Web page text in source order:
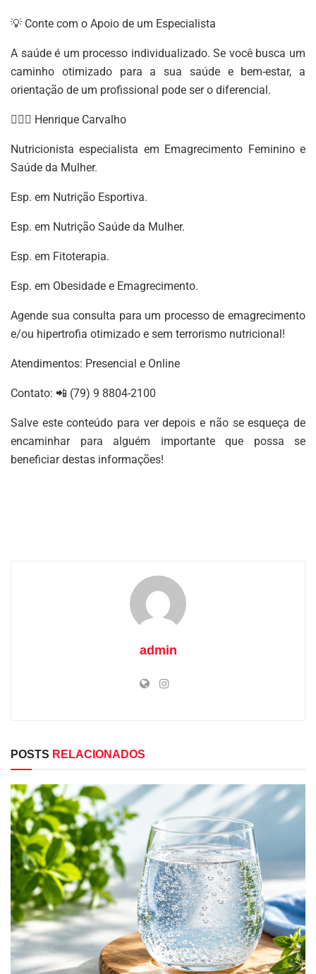
💡 Conte com o Apoio de um Especialista
A saúde é um processo individualizado. Se você busca um
caminho otimizado para a sua saúde e bem-estar, a
orientação de um profissional pode ser o diferencial.
👨🏻‍⚕️ Henrique Carvalho
Nutricionista especialista em Emagrecimento Feminino e
Saúde da Mulher.
Esp. em Nutrição Esportiva.
Esp. em Nutrição Saúde da Mulher.
Esp. em Fitoterapia.
Esp. em Obesidade e Emagrecimento.
Agende sua consulta para um processo de emagrecimento
e/ou hipertrofia otimizado e sem terrorismo nutricional!
Atendimentos: Presencial e Online
Contato: 📲 (79) 9 8804-2100
Salve este conteúdo para ver depois e não se esqueça de
encaminhar para alguém importante que possa se
beneficiar destas informações!
admin
POSTS RELACIONADOS